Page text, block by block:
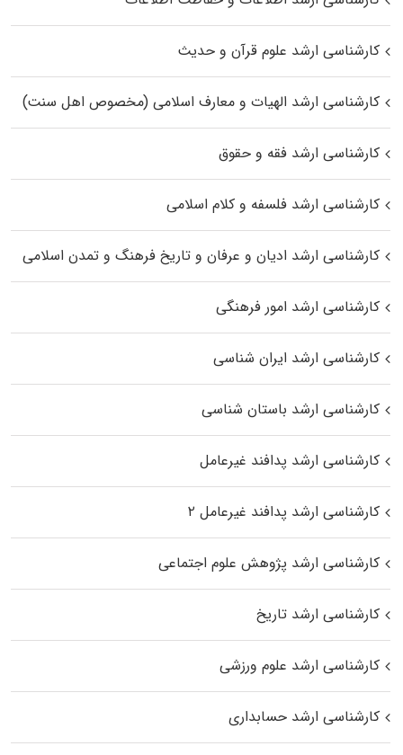
کارشناسی ارشد علوم قرآن و حدیث
کارشناسی ارشد الهیات و معارف اسلامی (مخصوص اهل سنت)
کارشناسی ارشد فقه و حقوق
کارشناسی ارشد فلسفه و کلام اسلامی
کارشناسی ارشد ادیان و عرفان و تاریخ فرهنگ و تمدن اسلامی
کارشناسی ارشد امور فرهنگی
کارشناسی ارشد ایران شناسی
کارشناسی ارشد باستان شناسی
کارشناسی ارشد پدافند غیرعامل
کارشناسی ارشد پدافند غیرعامل ۲
کارشناسی ارشد پژوهش علوم اجتماعی
کارشناسی ارشد تاریخ
کارشناسی ارشد علوم ورزشی
کارشناسی ارشد حسابداری